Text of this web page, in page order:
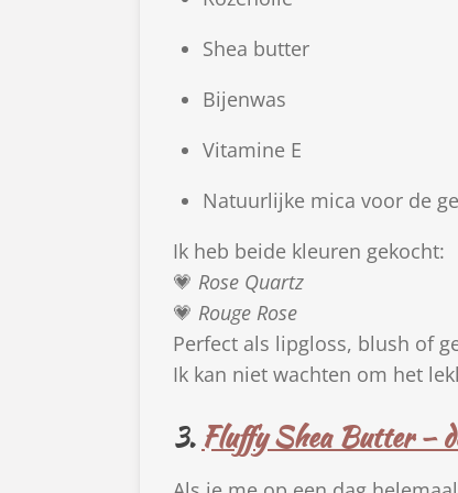
Shea butter
Bijenwas
Vitamine E
Natuurlijke mica voor de
Ik heb beide kleuren gekocht:
💗 Rose Quartz
💗 Rouge Rose
Perfect als lipgloss, blush of
Ik kan niet wachten om het
3. Fluffy Shea Butter –